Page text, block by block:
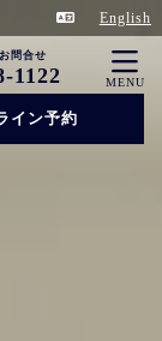
English
問合せ
1122
イン予約
MENU